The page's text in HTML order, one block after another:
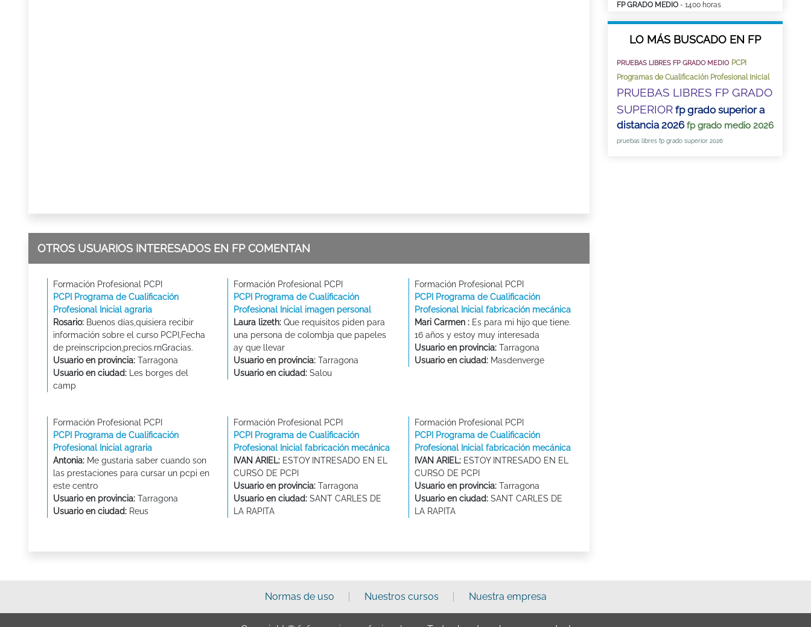
OTROS USUARIOS INTERESADOS EN FP COMENTAN
Formación Profesional PCPI
PCPI Programa de Cualificación
Profesional Inicial agraria
Rosario: Buenos días,quisiera recibir
información sobre el curso PCPI,Fecha
de preinscripcion,precios.rnGracias.
Usuario en provincia: Tarragona
Usuario en ciudad: Les borges del
camp
Formación Profesional PCPI
PCPI Programa de Cualificación
Profesional Inicial imagen personal
Laura lizeth: Que requisitos piden para
una persona de colombja que papeles
ay que llevar
Usuario en provincia: Tarragona
Usuario en ciudad: Salou
Formación Profesional PCPI
PCPI Programa de Cualificación
Profesional Inicial fabricación mecánica
Mari Carmen :Es para mi hijo que tiene.
16 años y estoy muy interesada
Usuario en provincia:Tarragona
Usuario en ciudad:Masdenverge
Formación Profesional PCPI
PCPI Programa de Cualificación
Profesional Inicial agraria
Antonia: Me gustaria saber cuando son
las prestaciones para cursar un pcpi en
este centro
Usuario en provincia: Tarragona
Usuario en ciudad: Reus
Formación Profesional PCPI
PCPI Programa de Cualificación
Profesional Inicial fabricación mecánica
IVAN ARIEL: ESTOY INTRESADO EN EL
CURSO DE PCPI
Usuario en provincia: Tarragona
Usuario en ciudad: SANT CARLES DE
LA RAPITA
Formación Profesional PCPI
PCPI Programa de Cualificación
Profesional Inicial fabricación mecánica
IVAN ARIEL:ESTOY INTRESADO EN EL
CURSO DE PCPI
Usuario en provincia:Tarragona
Usuario en ciudad:SANT CARLES DE
LA RAPITA
FP GRADO MEDIO - 1400 horas
LO MÁS BUSCADO EN FP
PRUEBAS LIBRES FP GRADO MEDIO PCPI
Programas de Cualificación Profesional Inicial
PRUEBAS LIBRES FP GRADO
SUPERIOR fp grado superior a
distancia 2026 fp grado medio 2026
pruebas libres fp grado superior 2026
Normas de uso Nuestros cursos Nuestra empresa